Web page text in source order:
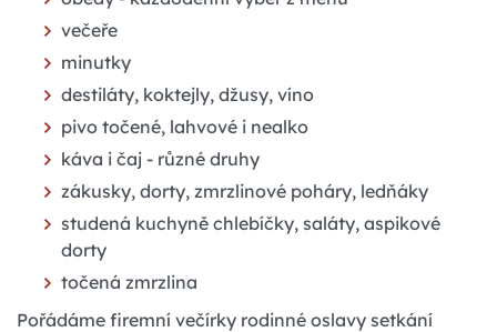
večeře
minutky
destiláty, koktejly, džusy, víno
pivo točené, lahvové i nealko
káva i čaj - různé druhy
zákusky, dorty, zmrzlinové poháry, ledňáky
studená kuchyně chlebíčky, saláty, aspikové
dorty
točená zmrzlina
Pořádáme firemní večírky rodinné oslavy setkání